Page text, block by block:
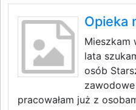
Opieka
Mieszkam
lata
osób
pracowałam już z